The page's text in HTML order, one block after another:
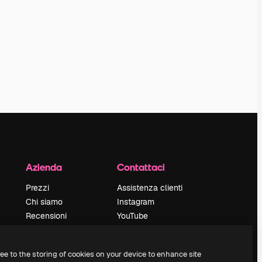
Azienda
Prezzi
Chi siamo
Recensioni
Blog
Contattaci
Assistenza clienti
Instagram
YouTube
Discord
to the storing of cookies on your device to enhance site